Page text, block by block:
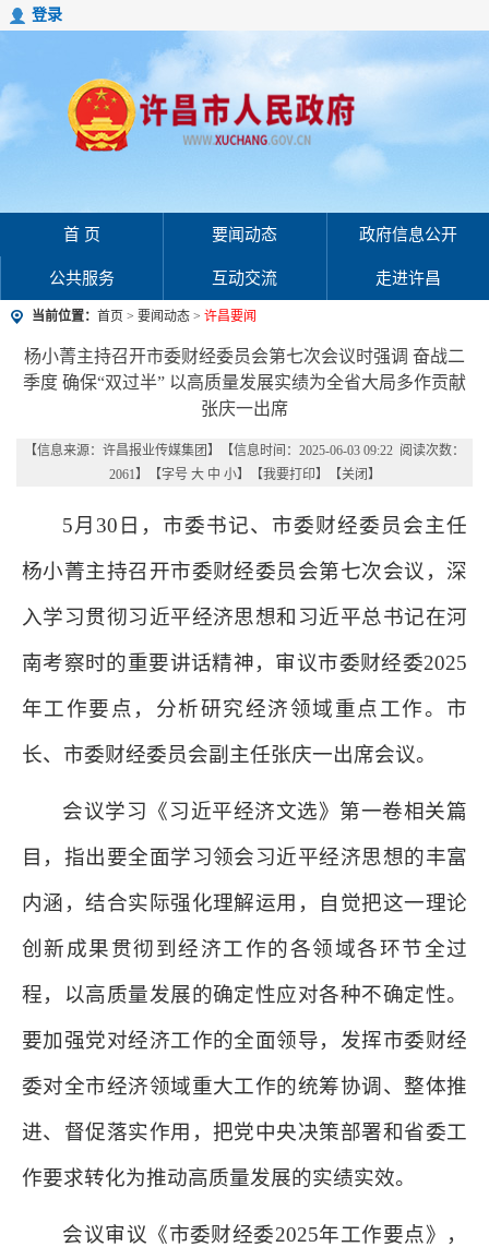
登录
首 页 要闻动态 政府信息公开
公共服务 互动交流 走进许昌
当前位置： 首页 > 要闻动态 > 许昌要闻
杨小菁主持召开市委财经委员会第七次会议时强调 奋战二
季度 确保“双过半” 以高质量发展实绩为全省大局多作贡献
张庆一出席
【信息来源： 许昌报业传媒集团 】
【信息时间：2025-06-03 09:22 阅读次数：
2061】【字号 大 中 小】【我要打印】【关闭 】
5月30日，市委书记、市委财经委员会主任
杨小菁主持召开市委财经委员会第七次会议，深
入学习贯彻习近平经济思想和习近平总书记在河
南考察时的重要讲话精神，审议市委财经委2025
年工作要点，分析研究经济领域重点工作。市
长、市委财经委员会副主任张庆一出席会议。
会议学习《习近平经济文选》第一卷相关篇
目，指出要全面学习领会习近平经济思想的丰富
内涵，结合实际强化理解运用，自觉把这一理论
创新成果贯彻到经济工作的各领域各环节全过
程，以高质量发展的确定性应对各种不确定性。
要加强党对经济工作的全面领导，发挥市委财经
委对全市经济领域重大工作的统筹协调、整体推
进、督促落实作用，把党中央决策部署和省委工
作要求转化为推动高质量发展的实绩实效。
会议审议《市委财经委2025年工作要点》，